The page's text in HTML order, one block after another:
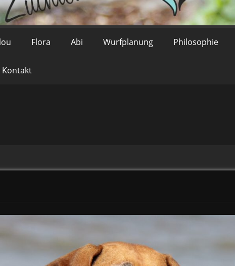
Flora Abi Wurfplanung Philosophie
Kontakt